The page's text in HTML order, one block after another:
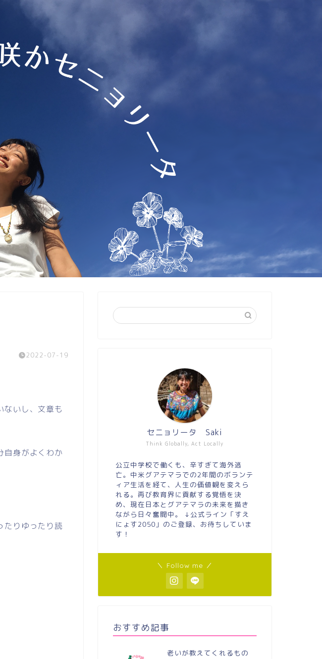
2022-07-19
ないし、文章も
自身がよくわか
たりゆったり読
Think Globally, Act Locally
セニョリータ Saki
公立中学校で働くも、辛すぎて海外逃
亡。中米グアテマラでの2年間のボランテ
ィア生活を経て、人生の価値観を変えら
れる。再び教育界に貢献する覚悟を決
め、現在日本とグアテマラの未来を描き
ながら日々奮闘中。 ↓公式ライン「すえ
にょす2050」のご登録、お待ちしていま
す！
＼ Follow me ／
おすすめ記事
老いが教えてくれるもの